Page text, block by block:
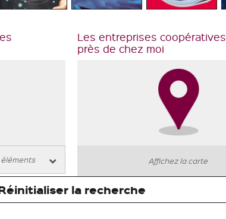
Les entreprises coopératives
près de chez moi
Affichez la carte
la recherche